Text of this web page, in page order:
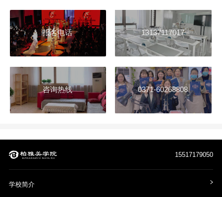
报名电话 13137117017
咨询热线 0371-60268808
15517179050
学校简介